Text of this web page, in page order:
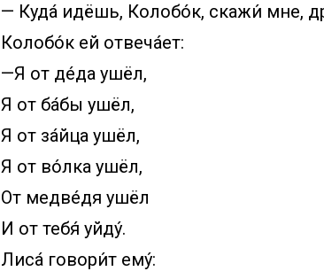
— Куда́ идёшь, Колобо́к, скажи́ мне,
Колобо́к ей отвеча́ет:
—Я от де́да ушёл,
Я от ба́бы ушёл,
Я от за́йца ушёл,
Я от во́лка ушёл,
От медве́дя ушёл
И от тебя́ уйду́.
Лиса́ говори́т ему́: